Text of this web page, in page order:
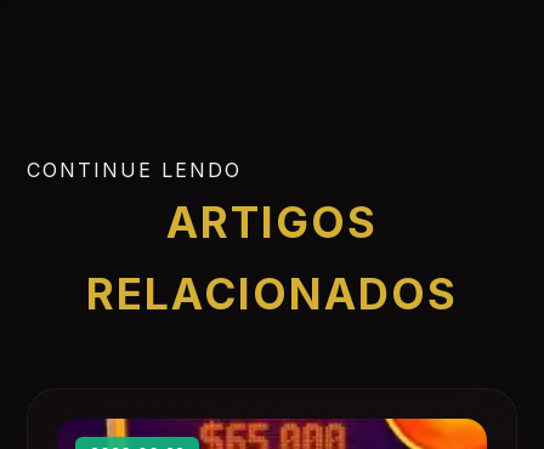
CONTINUE LENDO
ARTIGOS
RELACIONADOS